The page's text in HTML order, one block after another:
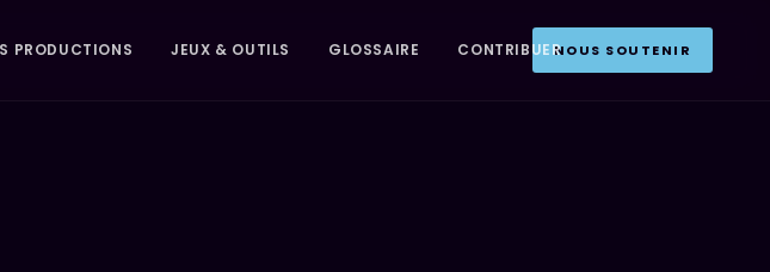
PRODUCTIONS JEUX & OUTILS GLOSSAIRE CONTRIBUERNOUS SOUTENIR